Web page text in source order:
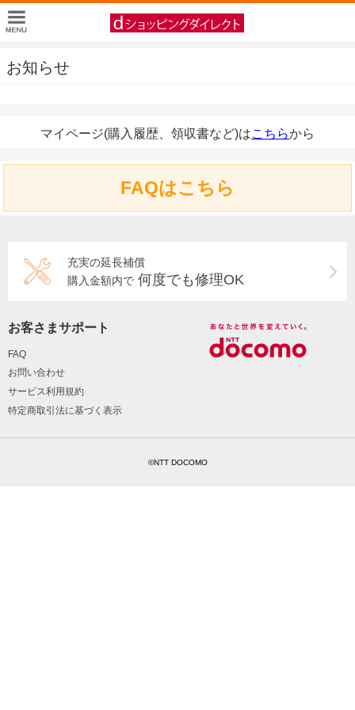
お知らせ
マイページ(購入履歴、領収書など)はこちらから
FAQはこちら
充実の延長補償
購入金額内で 何度でも修理OK
お客さまサポート
FAQ
お問い合わせ
サービス利用規約
特定商取引法に基づく表示
©NTT DOCOMO